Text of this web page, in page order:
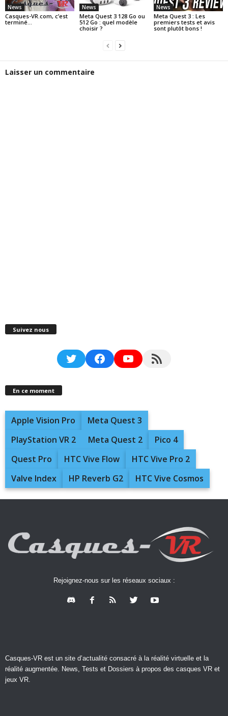
News
Casques-VR.com, c’est
terminé…
News
Meta Quest 3 128 Go ou
512 Go : quel modèle
choisir ?
News
Meta Quest 3 : Les
premiers tests et avis
sont plutôt bons !
Laisser un commentaire
Suivez nous
TwitterFacebookYouTubeRSS Feed
En ce moment
Apple Vision Pro
Meta Quest 3
PlayStation VR 2
Meta Quest 2
Pico 4
Quest Pro
HTC Vive Flow
HTC Vive Pro 2
Valve Index
HP Reverb G2 HTC Vive Cosmos
Rejoignez-nous sur les réseaux sociaux :
Casques-VR est un site d’actualité consacré à la réalité virtuelle et la
réalité augmentée. News, Tests et Dossiers à propos des casques VR et
jeux VR.